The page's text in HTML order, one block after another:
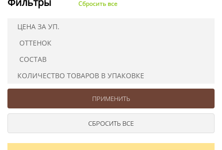
Сбросить все
ЦЕНА ЗА УП.
ОТТЕНОК
СОСТАВ
КОЛИЧЕСТВО ТОВАРОВ В УПАКОВКЕ
Ушковые
Цепочки шарики с замком
Ткани
Элементы декора
Сумочная фурнитура